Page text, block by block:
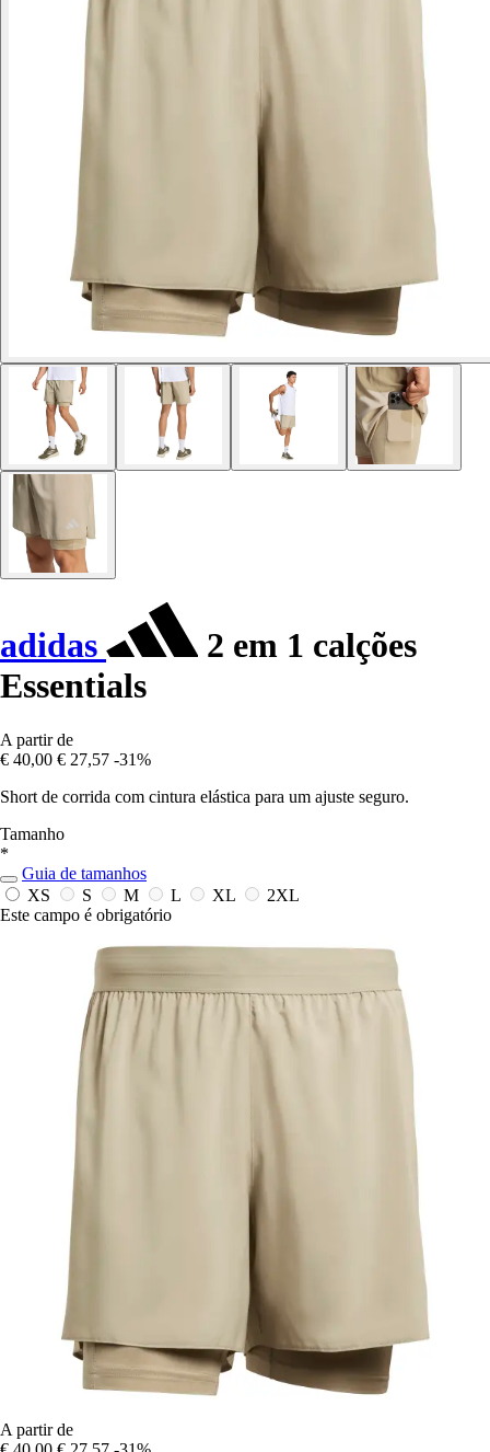
adidas
2 em 1 calções
Essentials
A partir de
€ 40,00 € 27,57 -31%
Short de corrida com cintura elástica para um ajuste seguro.
Tamanho
*
Guia de tamanhos
XS
S M L XL
2XL
Este campo é obrigatório
A partir de